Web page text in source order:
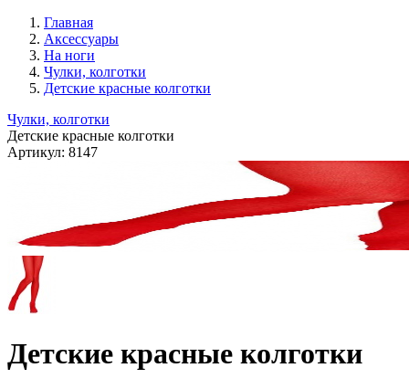
Главная
Аксессуары
На ноги
Чулки, колготки
Детские красные колготки
Чулки, колготки
Детские красные колготки
Артикул: 8147
Детские красные колготки